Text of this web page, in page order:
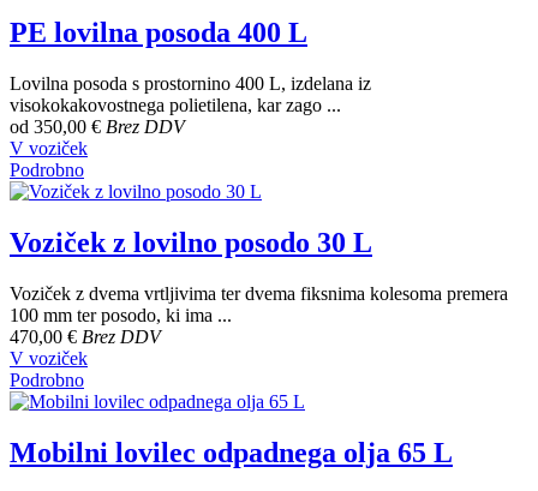
PE lovilna posoda 400 L
Lovilna posoda s prostornino 400 L, izdelana iz
visokokakovostnega polietilena, kar zago ...
od 350,00 € Brez DDV
V voziček
Podrobno
Voziček z lovilno posodo 30 L
Voziček z dvema vrtljivima ter dvema fiksnima kolesoma premera
100 mm ter posodo, ki ima ...
470,00 € Brez DDV
V voziček
Podrobno
Mobilni lovilec odpadnega olja 65 L